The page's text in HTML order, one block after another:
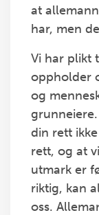
at
har, men
Vi har plikt
oppholder
og
din rett
rett, og at
utmark er
riktig, kan
oss.